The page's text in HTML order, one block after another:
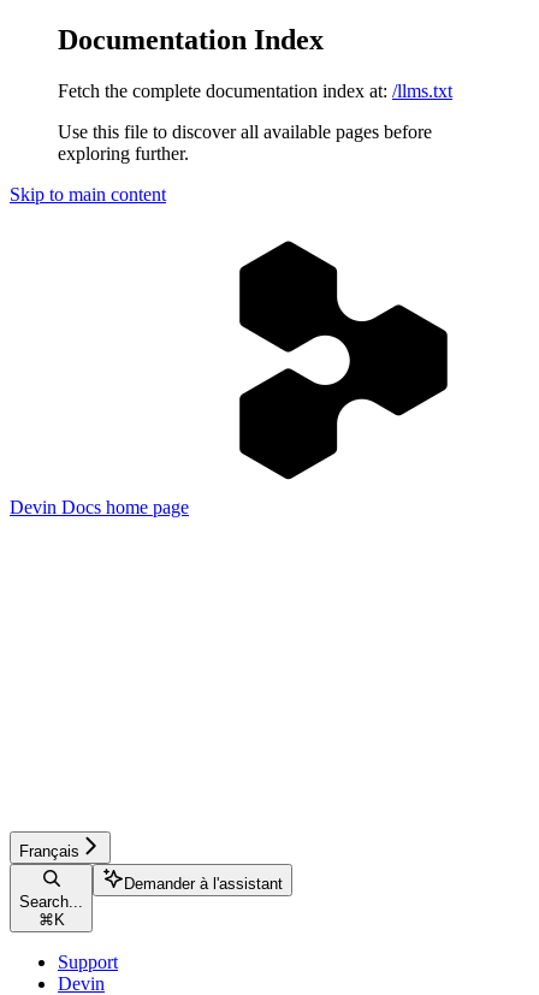
Documentation Index
Fetch the complete documentation index at: /llms.txt
Use this file to discover all available pages before
exploring further.
Skip to main content
Devin Docs home page
Français
Search...
⌘ K
Demander à l'assistant
Support
Devin